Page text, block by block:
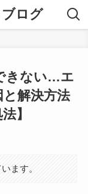
ログ
きない…エ
解決方法
】
ます。